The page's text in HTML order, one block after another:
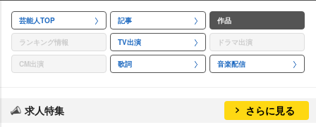
芸能人TOP 記事 作品
ランキング情報 TV出演 ドラマ出演
CM出演 歌詞 音楽配信
求人特集 さらに見る